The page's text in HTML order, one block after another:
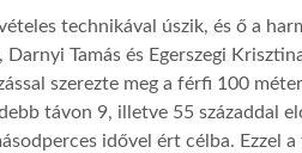
technikával úszik, és ő a
Tamás és Egerszegi
szerezte meg a férfi 100
távon 9, illetve 55 századdal
idővel ért célba. Ezzel